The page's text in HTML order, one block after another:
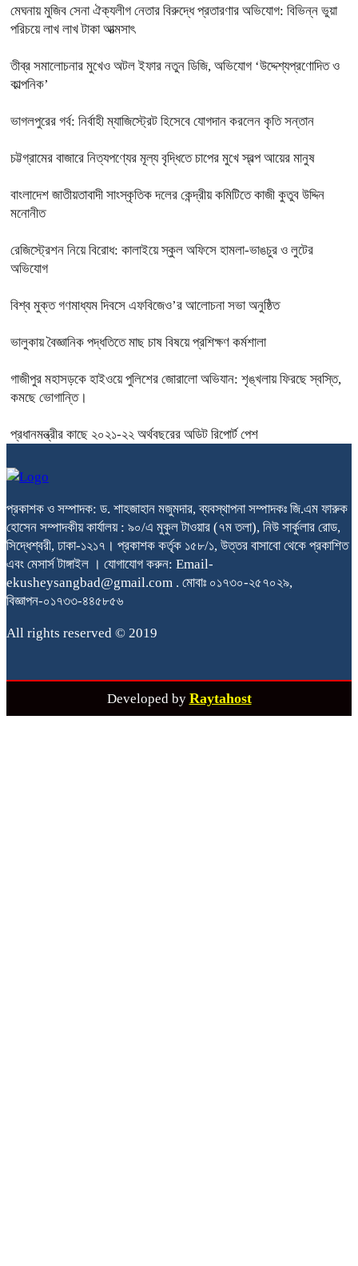
মেঘনায় মুজিব সেনা ঐক্যলীগ নেতার বিরুদ্ধে প্রতারণার অভিযোগ: বিভিন্ন ভুয়া
পরিচয়ে লাখ লাখ টাকা আত্মসাৎ
তীব্র সমালোচনার মুখেও অটল ইফার নতুন ডিজি, অভিযোগ ‘উদ্দেশ্যপ্রণোদিত ও
কাল্পনিক’
ভাগলপুরের গর্ব: নির্বাহী ম্যাজিস্ট্রেট হিসেবে যোগদান করলেন কৃতি সন্তান
চট্টগ্রামের বাজারে নিত্যপণ্যের মূল্য বৃদ্ধিতে চাপের মুখে স্বল্প আয়ের মানুষ
বাংলাদেশ জাতীয়তাবাদী সাংস্কৃতিক দলের কেন্দ্রীয় কমিটিতে কাজী কুতুব উদ্দিন
মনোনীত
রেজিস্ট্রেশন নিয়ে বিরোধ: কালাইয়ে স্কুল অফিসে হামলা-ভাঙচুর ও লুটের
অভিযোগ
বিশ্ব মুক্ত গণমাধ্যম দিবসে এফবিজেও’র আলোচনা সভা অনুষ্ঠিত
ভালুকায় বৈজ্ঞানিক পদ্ধতিতে মাছ চাষ বিষয়ে প্রশিক্ষণ কর্মশালা
গাজীপুর মহাসড়কে হাইওয়ে পুলিশের জোরালো অভিযান: শৃঙ্খলায় ফিরছে স্বস্তি,
কমছে ভোগান্তি।
প্রধানমন্ত্রীর কাছে ২০২১-২২ অর্থবছরের অডিট রিপোর্ট পেশ
প্রকাশক ও সম্পাদক: ড. শাহজাহান মজুমদার, ব্যবস্থাপনা সম্পাদকঃ জি.এম ফারুক
হোসেন সম্পাদকীয় কার্যালয় : ৯০/এ মুকুল টাওয়ার (৭ম তলা), নিউ সার্কুলার রোড,
সিদ্ধেশ্বরী, ঢাকা-১২১৭। প্রকাশক কর্তৃক ১৫৮/১, উত্তর বাসাবো থেকে প্রকাশিত
এবং মেসার্স টাঙ্গাইল । যোগাযোগ করুন: Email-
ekusheysangbad@gmail.com . মোবাঃ ০১৭৩০-২৫৭০২৯,
বিজ্ঞাপন-০১৭৩৩-৪৪৫৮৫৬
All rights reserved © 2019
Developed by Raytahost